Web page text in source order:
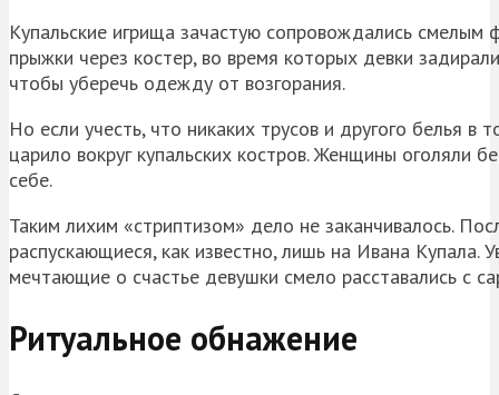
Купальские игрища зачастую сопровождались смелым
прыжки через костер, во время которых девки
чтобы уберечь одежду от возгорания.
Но если учесть, что никаких трусов и другого белья в
царило вокруг купальских костров. Женщины оголяли
себе.
Таким лихим «стриптизом» дело не заканчивалось.
распускающиеся, как известно, лишь на Ивана
мечтающие о счастье девушки смело расставались с
Ритуальное обнажение